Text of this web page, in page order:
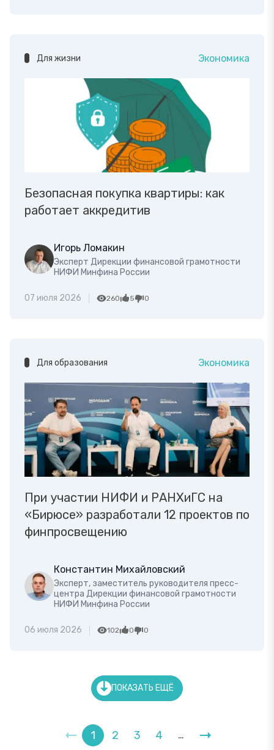
Для жизни Экономика
Безопасная покупка квартиры: как
работает аккредитив
Игорь Ломакин
Эксперт Дирекции финансовой грамотности
НИФИ Минфина России
07 июля 2026 260 5 0
Для образования Экономика
При участии НИФИ и РАНХиГС на
«Бирюсе» разработали 12 проектов по
финпросвещению
Константин Михайловский
Эксперт, заместитель руководителя пресс-
центра Дирекции финансовой грамотности
НИФИ Минфина России
06 июля 2026 102 0 0
ПОКАЗАТЬ ЕЩЁ
1 2 3 4 …